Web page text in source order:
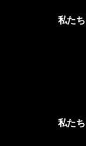
私た
私た